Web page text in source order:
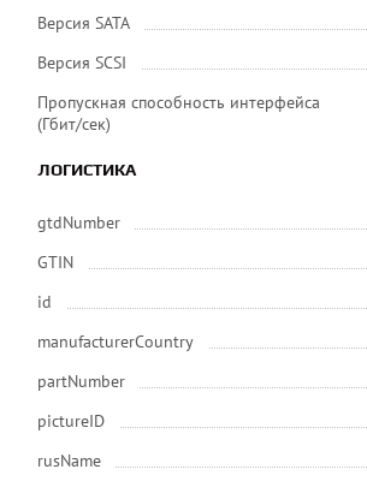
Версия SATA
Версия SCSI
Пропускная способность интерфейса
(Гбит/сек)
ЛОГИСТИКА
gtdNumber
GTIN
id
manufacturerCountry
partNumber
pictureID
rusName